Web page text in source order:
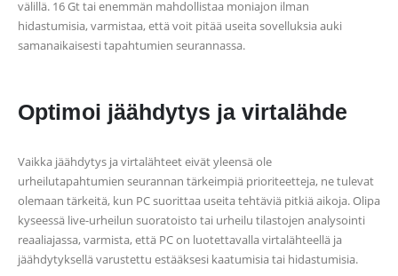
välillä. 16 Gt tai enemmän mahdollistaa moniajon ilman
hidastumisia, varmistaa, että voit pitää useita sovelluksia auki
samanaikaisesti tapahtumien seurannassa.
Optimoi jäähdytys ja virtalähde
Vaikka jäähdytys ja virtalähteet eivät yleensä ole
urheilutapahtumien seurannan tärkeimpiä prioriteetteja, ne tulevat
olemaan tärkeitä, kun PC suorittaa useita tehtäviä pitkiä aikoja. Olipa
kyseessä live-urheilun suoratoisto tai urheilu tilastojen analysointi
reaaliajassa, varmista, että PC on luotettavalla virtalähteellä ja
jäähdytyksellä varustettu estääksesi kaatumisia tai hidastumisia.